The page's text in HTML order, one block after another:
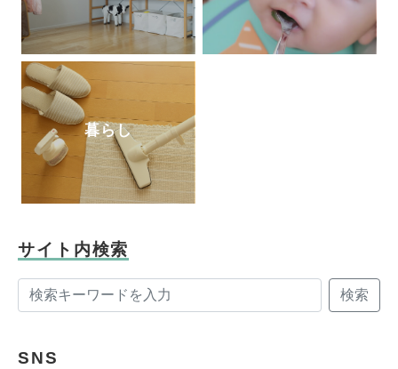
暮らし
サイト内検索
検索
SNS